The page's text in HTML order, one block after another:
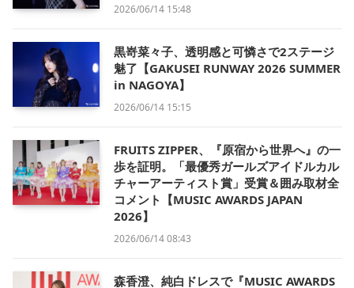
2026/06/14 15:48
黒嵜菜々子、透明感と可憐さで2ステージ
魅了【GAKUSEI RUNWAY 2026 SUMMER
in NAGOYA】
2026/06/14 15:15
FRUITS ZIPPER、『原宿から世界へ』の一
歩を証明。「最優秀ガールズアイドルカル
チャーアーティスト賞」受賞＆囲み取材全
コメント【MUSIC AWARDS JAPAN
2026】
2026/06/14 08:43
森香澄、純白ドレスで『MUSIC AWARDS